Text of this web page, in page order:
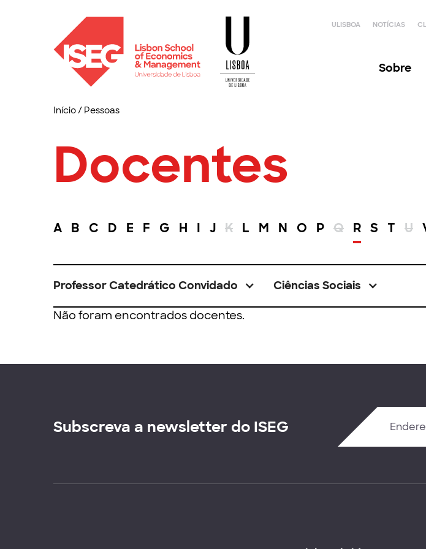
ULISBOA NOTÍCIAS
Sobre
Início/ Pessoas
Docentes
A B C D E F G H I J K L M N O P Q R S T U
Professor Catedrático Convidado Ciências Sociais
Não foram encontrados docentes.
Subscreva a newsletter do ISEG